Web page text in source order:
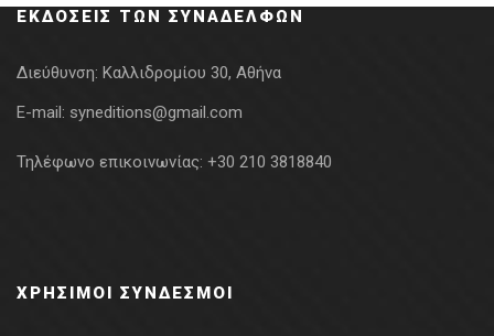
ΕΚΔΌΣΕΙΣ ΤΩΝ ΣΥΝΑΔΈΛΦΩΝ
Διεύθυνση: Καλλιδρομίου 30, Αθήνα
E-mail: syneditions@gmail.com
Τηλέφωνο επικοινωνίας: +30 210 3818840
ΧΡΉΣΙΜΟΙ ΣΎΝΔΕΣΜΟΙ